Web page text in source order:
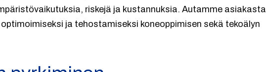
riskejä ja kustannuksia. Autamme asiakasta
ja tehostamiseksi koneoppimisen sekä tekoälyn